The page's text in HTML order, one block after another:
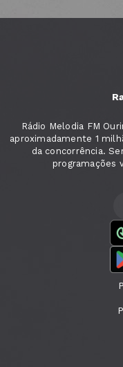
Rádio Melodia FM
aproximadamente 1
da concorrência.
programações